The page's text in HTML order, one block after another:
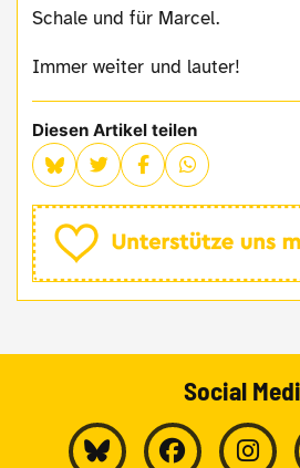
Schale und für Marcel.
Immer weiter und lauter!
Diesen Artikel teilen
Social